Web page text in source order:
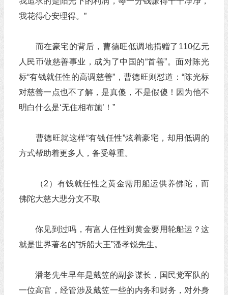
我花得心安理得。”
而在豪宅的背后，曹德旺低调地捐赠了110亿元
人民币做慈善事业，成为了中国的“首善”。面对陈光
标“有钱就任性的高调慈善”，曹德旺则怼道：“陈光标
对慈善一点也不了解，是真傻，不是假傻！因为他不
明白什么是‘无住相布施’！”
曹德旺就这样“有钱任性”炫着豪宅，却用低调的
方式帮助着更多人，备受尊重。
（2）有钱就任性之黄金需用船运供养佛陀，而
佛陀大慈大悲分文不取
你见到过吗，有富人任性到黄金要用轮船运？这
就是世界著名的“拆船大王”潘孝锐先生。
潘老先生早年是戴笠的副参谋长，国民党军队的
一位高官，经管涉及戴笠一些的内务和财务，对外身